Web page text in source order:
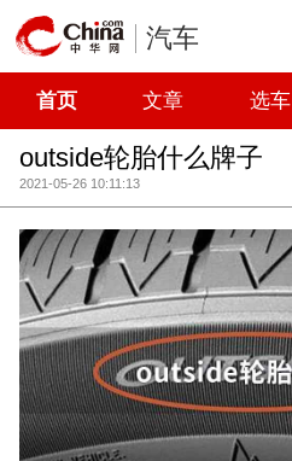
汽车
首页 文章 选车
outside轮胎什么牌子
2021-05-26 10:11:13